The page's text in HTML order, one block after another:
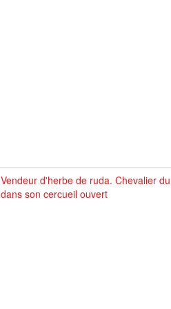
Vendeur d'herbe de ruda. Chevalier
dans son cercueil ouvert